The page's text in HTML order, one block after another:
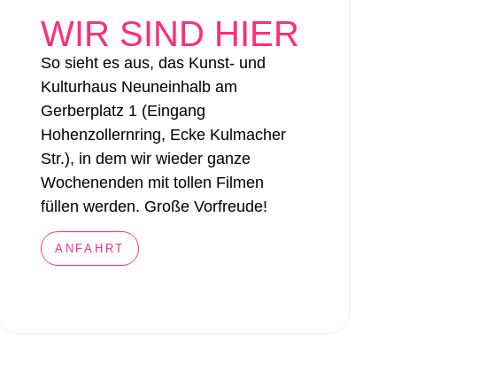
WIR SIND HIER
So sieht es aus, das Kunst- und
Kulturhaus Neuneinhalb am
Gerberplatz 1 (Eingang
Hohenzollernring, Ecke Kulmacher
Str.), in dem wir wieder ganze
Wochenenden mit tollen Filmen
füllen werden. Große Vorfreude!
ANFAHRT